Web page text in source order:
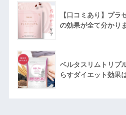
【口コミあり】プラ
の効果が全て分かり
ベルタスリムトリプ
らすダイエット効果